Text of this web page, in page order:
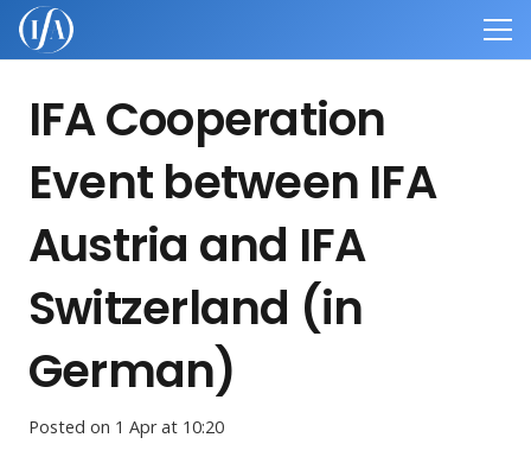
IFA Cooperation
Event between IFA
Austria and IFA
Switzerland (in
German)
Posted on 1 Apr at 10:20